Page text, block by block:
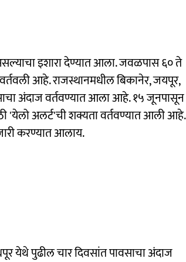
इशारा देण्यात आला. जवळपास ६० ते
आहे. राजस्थानमधील बिकानेर, जयपूर,
अंदाज वर्तवण्यात आला आहे. १५ जूनपासून
'येलो अलर्ट'ची शक्यता वर्तवण्यात आली आहे.
करण्यात आलाय.
येथे पुढील चार दिवसांत पावसाचा अंदाज